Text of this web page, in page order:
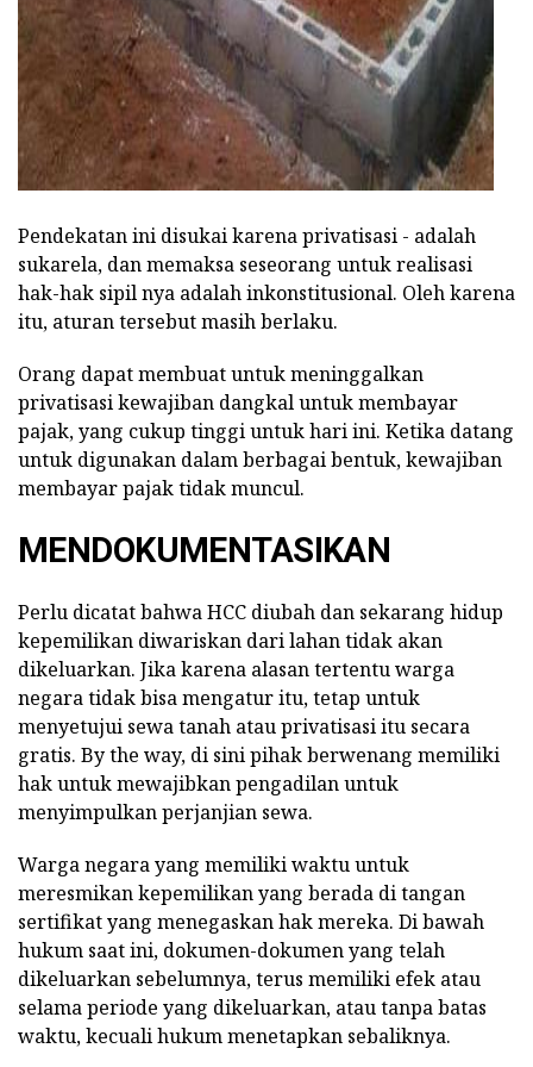
Pendekatan ini disukai karena privatisasi - adalah
sukarela, dan memaksa seseorang untuk realisasi
hak-hak sipil nya adalah inkonstitusional. Oleh karena
itu, aturan tersebut masih berlaku.
Orang dapat membuat untuk meninggalkan
privatisasi kewajiban dangkal untuk membayar
pajak, yang cukup tinggi untuk hari ini. Ketika datang
untuk digunakan dalam berbagai bentuk, kewajiban
membayar pajak tidak muncul.
MENDOKUMENTASIKAN
Perlu dicatat bahwa HCC diubah dan sekarang hidup
kepemilikan diwariskan dari lahan tidak akan
dikeluarkan. Jika karena alasan tertentu warga
negara tidak bisa mengatur itu, tetap untuk
menyetujui sewa tanah atau privatisasi itu secara
gratis. By the way, di sini pihak berwenang memiliki
hak untuk mewajibkan pengadilan untuk
menyimpulkan perjanjian sewa.
Warga negara yang memiliki waktu untuk
meresmikan kepemilikan yang berada di tangan
sertifikat yang menegaskan hak mereka. Di bawah
hukum saat ini, dokumen-dokumen yang telah
dikeluarkan sebelumnya, terus memiliki efek atau
selama periode yang dikeluarkan, atau tanpa batas
waktu, kecuali hukum menetapkan sebaliknya.